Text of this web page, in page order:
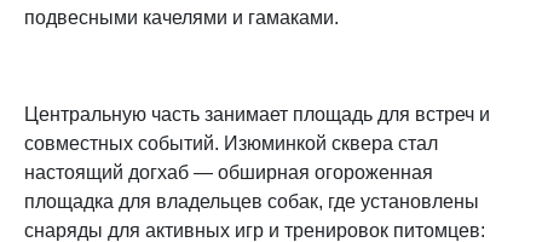
подвесными качелями и гамаками.
Центральную часть занимает площадь для встреч и
совместных событий. Изюминкой сквера стал
настоящий догхаб — обширная огороженная
площадка для владельцев собак, где установлены
снаряды для активных игр и тренировок питомцев: